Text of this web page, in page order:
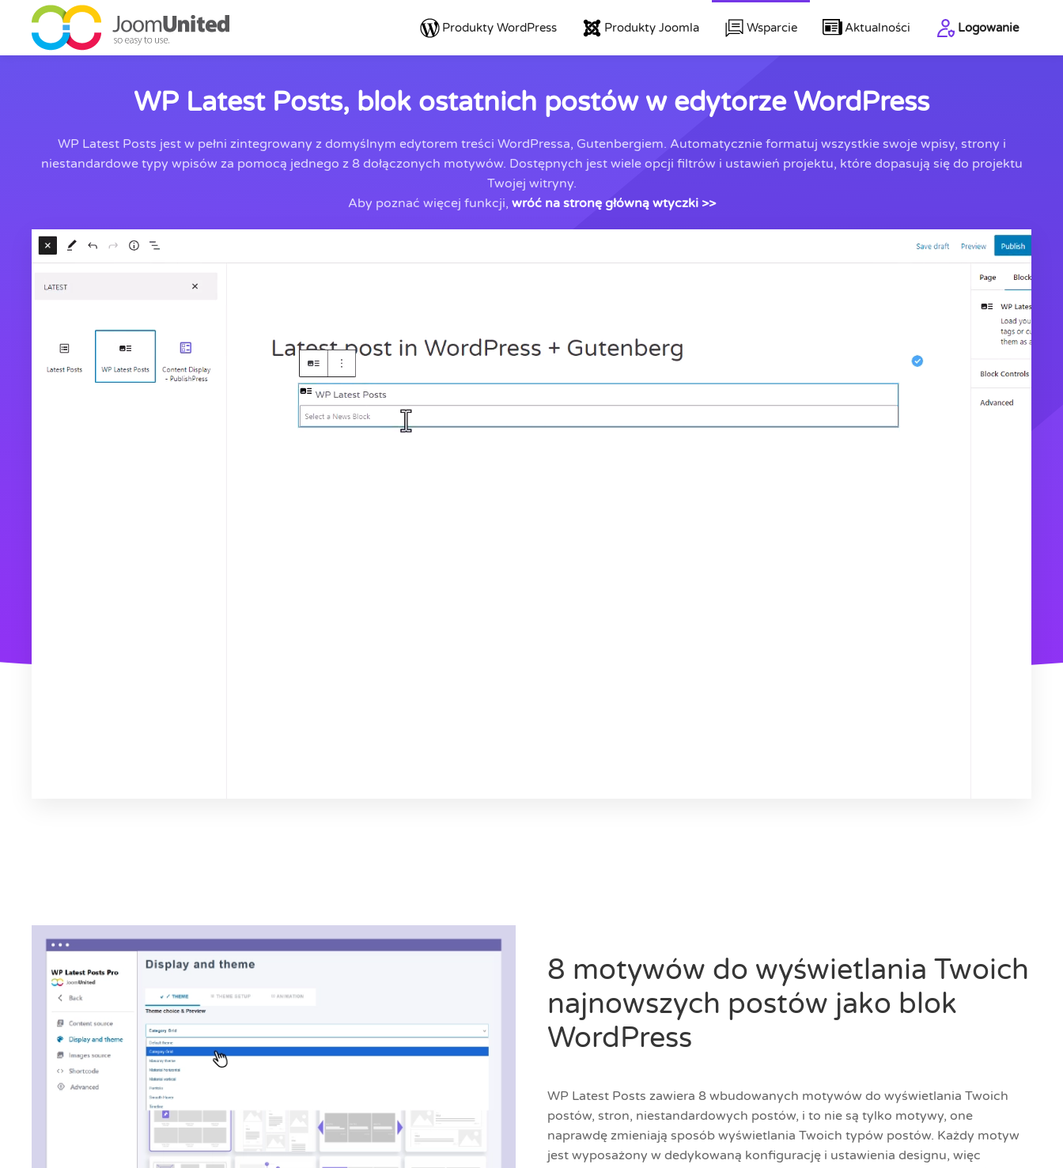
Przejdź do głównej zawartości
Produkty WordPress Produkty Joomla Wsparcie Aktualności Logowanie
WP Latest Posts, blok ostatnich postów w edytorze WordPress
WP Latest Posts jest w pełni zintegrowany z domyślnym edytorem treści WordPressa, Gutenbergiem. Automatycznie formatuj wszystkie swoje wpisy, strony i
niestandardowe typy wpisów za pomocą jednego z 8 dołączonych motywów. Dostępnych jest wiele opcji filtrów i ustawień projektu, które dopasują się do projektu
Twojej witryny.
Aby poznać więcej funkcji, wróć na stronę główną wtyczki >>
8 motywów do wyświetlania Twoich
najnowszych postów jako blok
WordPress
WP Latest Posts zawiera 8 wbudowanych motywów do wyświetlania Twoich
postów, stron, niestandardowych postów, i to nie są tylko motywy, one
naprawdę zmieniają sposób wyświetlania Twoich typów postów. Każdy motyw
jest wyposażony w dedykowaną konfigurację i ustawienia designu, więc